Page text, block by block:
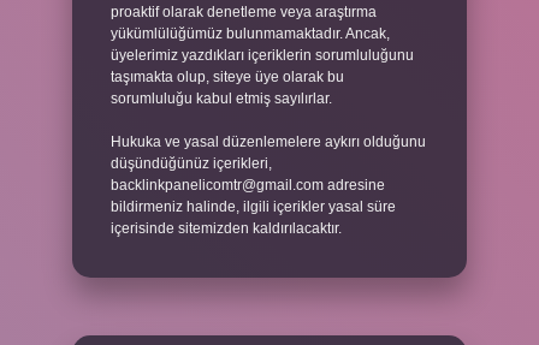
proaktif olarak denetleme veya araştırma
yükümlülüğümüz bulunmamaktadır. Ancak,
üyelerimiz yazdıkları içeriklerin sorumluluğunu
taşımakta olup, siteye üye olarak bu
sorumluluğu kabul etmiş sayılırlar.
Hukuka ve yasal düzenlemelere aykırı olduğunu
düşündüğünüz içerikleri,
backlinkpanelicomtr@gmail.com adresine
bildirmeniz halinde, ilgili içerikler yasal süre
içerisinde sitemizden kaldırılacaktır.